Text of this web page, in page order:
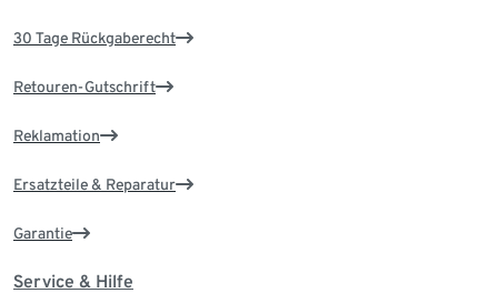
30 Tage Rückgaberecht
Retouren-Gutschrift
Reklamation
Ersatzteile & Reparatur
Garantie
Service & Hilfe